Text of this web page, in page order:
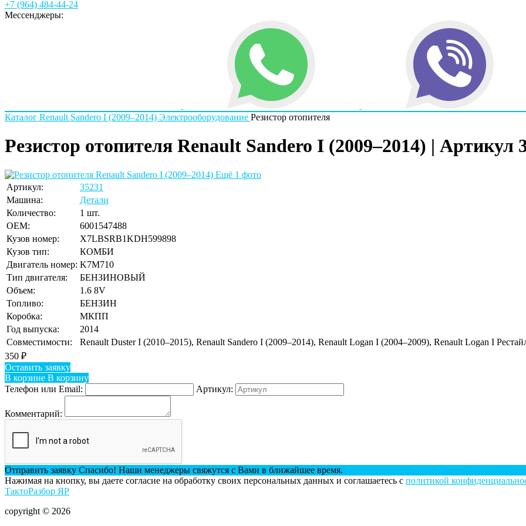
+7 (964) 484-44-24
Мессенджеры:
Каталог Renault Sandero I (2009–2014) Электрооборудование Резистор отопителя
Резистор отопителя Renault Sandero I (2009–2014) | Артикул
Ещё 1 фото
Артикул:
35231
Машина:
Детали
Количество:
1 шт.
OEM:
6001547488
Кузов номер:
X7LBSRB1KDH599898
Кузов тип:
КОМБИ
Двигатель номер: K7M710
Тип двигателя:
БЕНЗИНОВЫЙ
Объем:
1.6 8V
Топливо:
БЕНЗИН
Коробка:
МКПП
Год выпуска:
2014
Совместимости:
Renault Duster I (2010–2015), Renault Sandero I (2009–2014), Renault Logan I (2004–2009), Renault Logan I
350 ₽
Оставить заявку
В корзине В корзину
Телефон или Email:
Артикул:
Комментарий:
Отправить заявку Спасибо! Наши менеджеры свяжутся с Вами в ближайшее время.
Нажимая на кнопку, вы даете согласие на обработку своих персональных данных и соглашаетесь с политикой
ТактоРазбор ЯР
copyright © 2026